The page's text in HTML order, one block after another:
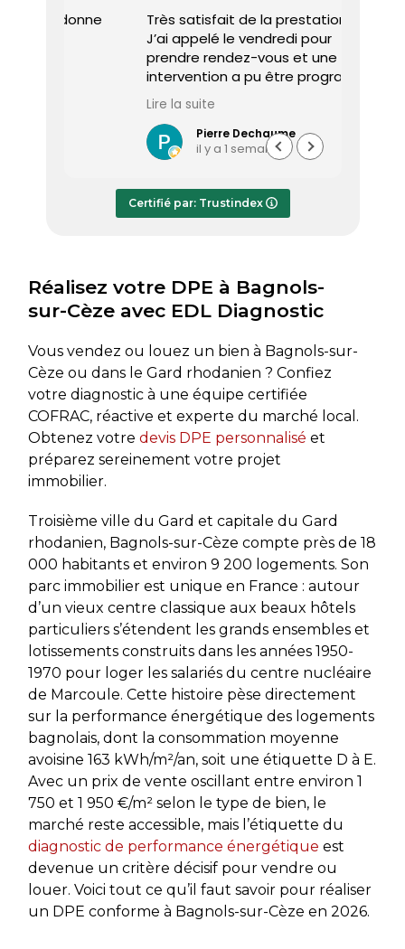
Très satisfait de la prestation.
J’ai appelé le vendredi pour
prendre rendez-vous et une
intervention a pu être programmée
dès le lundi matin.
Le diagnostiqueur est arrivé à
l’heure, a été très professionnel,
efficace et a pris le temps de
Le rapport de diagnostic m’a été
transmis dès le lundi soir, ce qui est
Lire la suite
Pierre Dechaume
il y a 1 semaine
Certifié par: Trustindex
Réalisez votre DPE à Bagnols-
sur-Cèze avec EDL Diagnostic
Vous vendez ou louez un bien à Bagnols-sur-
Cèze ou dans le Gard rhodanien ? Confiez
votre diagnostic à une équipe certifiée
COFRAC, réactive et experte du marché local.
Obtenez votre devis DPE personnalisé et
préparez sereinement votre projet
immobilier.
Troisième ville du Gard et capitale du Gard
rhodanien, Bagnols-sur-Cèze compte près de 18
000 habitants et environ 9 200 logements. Son
parc immobilier est unique en France : autour
d’un vieux centre classique aux beaux hôtels
particuliers s’étendent les grands ensembles et
lotissements construits dans les années 1950-
1970 pour loger les salariés du centre nucléaire
de Marcoule. Cette histoire pèse directement
sur la performance énergétique des logements
bagnolais, dont la consommation moyenne
avoisine 163 kWh/m²/an, soit une étiquette D à E.
Avec un prix de vente oscillant entre environ 1
750 et 1 950 €/m² selon le type de bien, le
marché reste accessible, mais l’étiquette du
diagnostic de performance énergétique est
devenue un critère décisif pour vendre ou
louer. Voici tout ce qu’il faut savoir pour réaliser
un DPE conforme à Bagnols-sur-Cèze en 2026.